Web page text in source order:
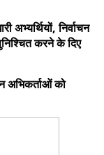
अभ्यर्थियों, निर्वाचन
करने के दिए
अभिकर्ताओं को